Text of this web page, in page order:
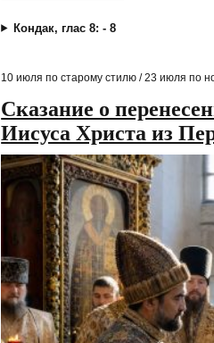
Кондак, глас 8: - 8
10 июля по старому стилю / 23 июля по
Сказание о
Иисуса Христа из